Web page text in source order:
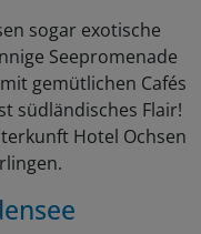
sogar exotische
Seepromenade
gemütlichen Cafés
südländisches Flair!
Hotel Ochsen